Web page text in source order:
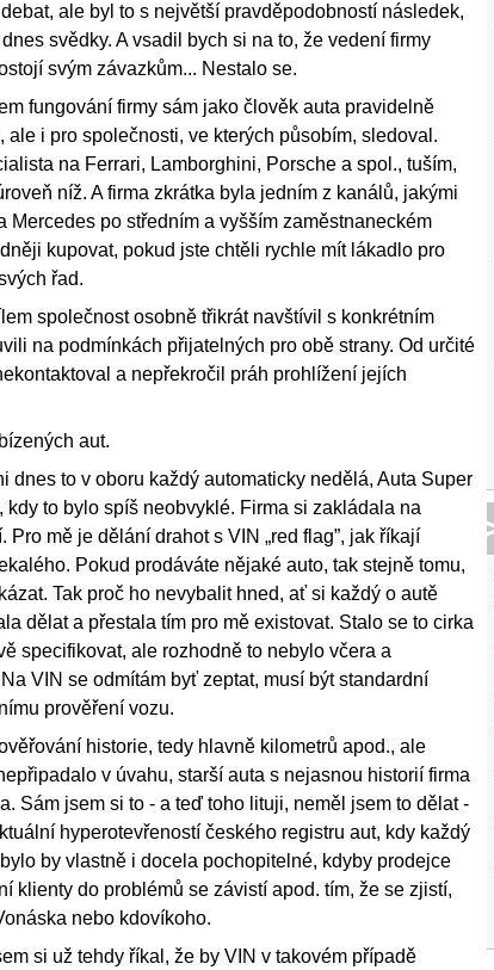
ale byl to s největší pravděpodobností následek,
svědky. A vsadil bych si na to, že vedení firmy
svým závazkům... Nestalo se.
fungování firmy sám jako člověk auta pravidelně
i pro společnosti, ve kterých působím, sledoval.
na Ferrari, Lamborghini, Porsche a spol., tuším,
níž. A firma zkrátka byla jedním z kanálů, jakými
Mercedes po středním a vyšším zaměstnaneckém
kupovat, pokud jste chtěli rychle mít lákadlo pro
řad.
společnost osobně třikrát navštívil s konkrétním
na podmínkách přijatelných pro obě strany. Od určité
a nepřekročil práh prohlížení jejích
aut.
dnes to v oboru každý automaticky nedělá, Auta Super
to bylo spíš neobvyklé. Firma si zakládala na
mě je dělání drahot s VIN „red flag”, jak říkají
Pokud prodáváte nějaké auto, tak stejně tomu,
Tak proč ho nevybalit hned, ať si každý o autě
dělat a přestala tím pro mě existovat. Stalo se to cirka
specifikovat, ale rozhodně to nebylo včera a
VIN se odmítám byť zeptat, musí být standardní
prověření vozu.
historie, tedy hlavně kilometrů apod., ale
v úvahu, starší auta s nejasnou historií firma
Sám jsem si to - a teď toho lituji, neměl jsem to dělat -
hyperotevřeností českého registru aut, kdy každý
by vlastně i docela pochopitelné, kdyby prodejce
klienty do problémů se závistí apod. tím, že se zjistí,
nebo kdovíkoho.
si už tehdy říkal, že by VIN v takovém případě